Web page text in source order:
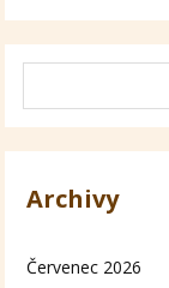
Archivy
Červenec 2026